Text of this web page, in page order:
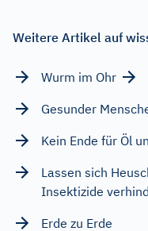
Weitere Artikel auf
Wurm im Ohr
Gesunder
Kein Ende für Öl
Lassen sich
Insektizide
Erde zu Erde